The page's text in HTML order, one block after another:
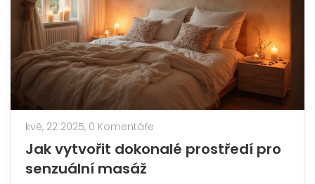
kvě, 22 2025, 0 Komentáře
Jak vytvořit dokonalé prostředí pro
senzuální masáž